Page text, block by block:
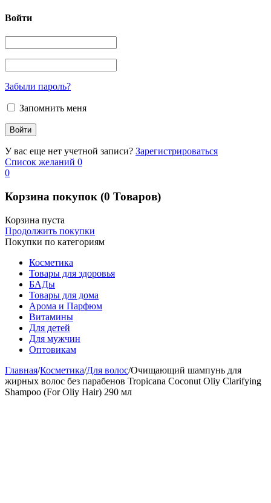
Войти
Забыли пароль?
Запомнить меня
У вас еще нет учетной записи? Зарегистрироваться
Список желаний 0
0
Корзина покупок (0 Товаров)
Корзина пуста
Продолжить покупки
Покупки по категориям
Косметика
Товары для здоровья
БАДы
Товары для дома
Арома и Парфюм
Витамины
Для детей
Для мужчин
Оптовикам
Главная/Косметика/Для волос/Очищающий шампунь для
жирных волос без парабенов Tropicana Coconut Oliy Clarifying
Shampoo (For Oliy Hair) 290 мл